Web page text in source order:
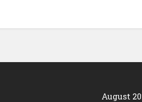
August